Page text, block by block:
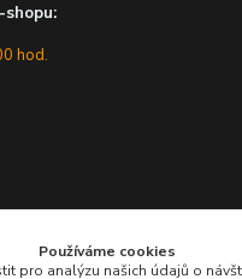
hod.
416Používáme cookies
pro analýzu našich údajů o